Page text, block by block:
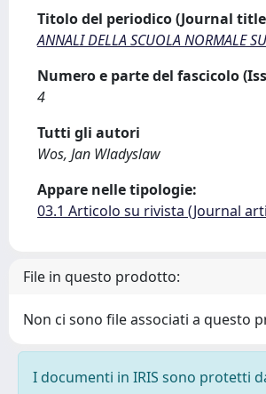
Titolo del periodico (Journal
ANNALI DELLA SCUOLA NORMALE
Numero e parte del fascicolo
4
Tutti gli autori
Wos, Jan Wladyslaw
Appare nelle tipologie:
03.1 Articolo su rivista (Journal
File in questo prodotto:
Non ci sono file associati a questo
I documenti in IRIS sono protetti